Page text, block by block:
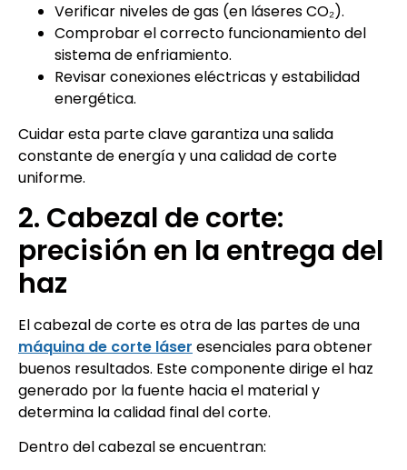
Verificar niveles de gas (en láseres CO₂).
Comprobar el correcto funcionamiento del
sistema de enfriamiento.
Revisar conexiones eléctricas y estabilidad
energética.
Cuidar esta parte clave garantiza una salida
constante de energía y una calidad de corte
uniforme.
2. Cabezal de corte:
precisión en la entrega del
haz
El cabezal de corte es otra de las partes de una
máquina de corte láser esenciales para obtener
buenos resultados. Este componente dirige el haz
generado por la fuente hacia el material y
determina la calidad final del corte.
Dentro del cabezal se encuentran: